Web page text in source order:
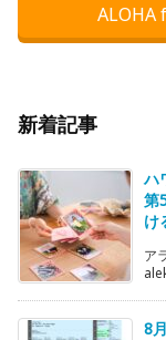
ALOHA
新着記事
ハ
第
け
ア
8